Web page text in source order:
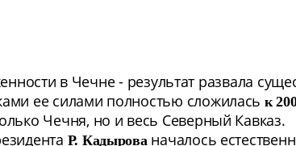
в Чечне - результат развала
ее силами полностью сложилась к
Чечня, но и весь Северный Кавказ.
Р. Кадырова началось